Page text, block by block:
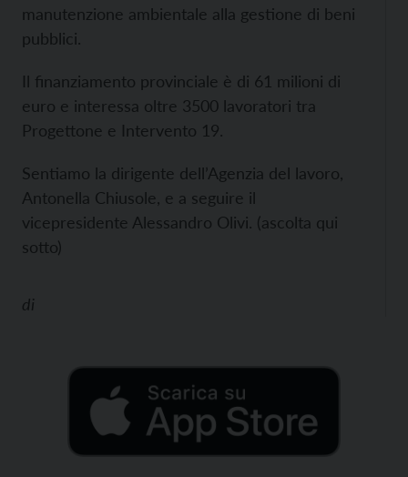
manutenzione ambientale alla gestione di beni
pubblici.
Il finanziamento provinciale è di 61 milioni di
euro e interessa oltre 3500 lavoratori tra
Progettone e Intervento 19.
Sentiamo la dirigente dell’Agenzia del lavoro,
Antonella Chiusole, e a seguire il
vicepresidente Alessandro Olivi. (ascolta qui
sotto)
di